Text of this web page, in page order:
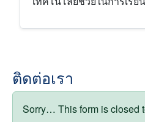
ติดต่อเรา
สถานะข้อความ
Sorry… This form is closed